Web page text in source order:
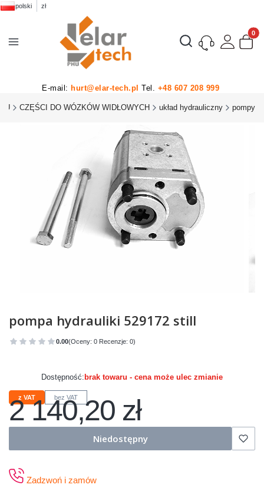
polski zł
Otwórz wyszukiwarkę
E-mail: hurt@elar-tech.pl Tel. +48 607 208 999
CZĘŚCI DO WÓZKÓW WIDŁOWYCH układ hydrauliczny pompy
pompa hydrauliki 529172 still
0.00(Oceny: 0 Recenzje: 0)
Przejdź do sekcji Opinie
Dostępność: brak towaru - cena może ulec zmianie
z VAT bez VAT
Cena
2 140,20 zł
Niedostępny
Zadzwoń i zamów